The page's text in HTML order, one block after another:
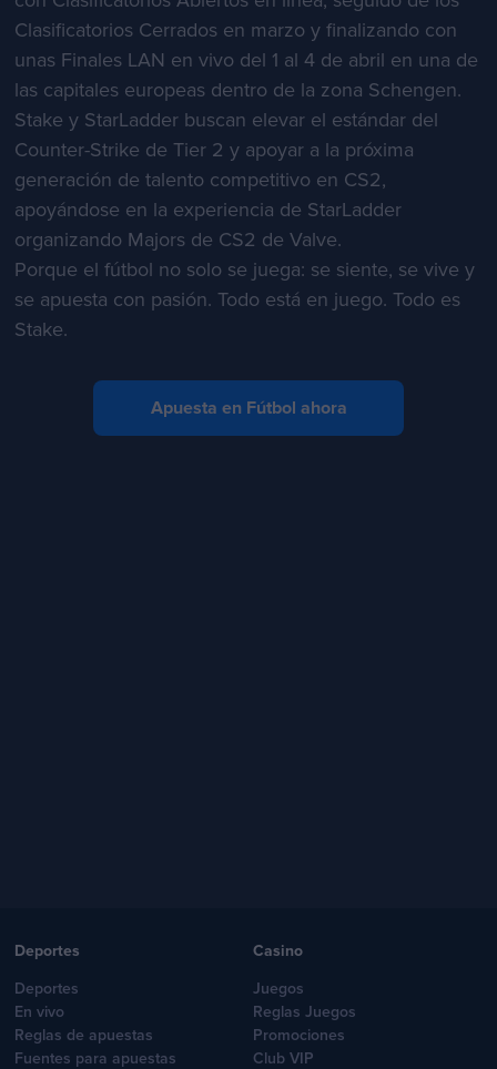
Clasificatorios Cerrados en marzo y finalizando con
unas Finales LAN en vivo del 1 al 4 de abril en una de
las capitales europeas dentro de la zona Schengen.
Stake y StarLadder buscan elevar el estándar del
Counter-Strike de Tier 2 y apoyar a la próxima
generación de talento competitivo en CS2,
apoyándose en la experiencia de StarLadder
organizando Majors de CS2 de Valve.
Porque el fútbol no solo se juega: se siente, se vive y
se apuesta con pasión. Todo está en juego. Todo es
Stake.
Apuesta en Fútbol ahora
Deportes
Deportes
En vivo
Reglas de apuestas
Fuentes para apuestas
Casino
Juegos
Reglas Juegos
Promociones
Club VIP